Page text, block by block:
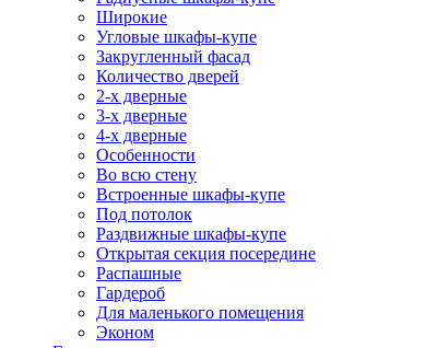
Широкие
Угловые шкафы-купе
Закругленный фасад
Количество дверей
2-х дверные
3-х дверные
4-х дверные
Особенности
Во всю стену
Встроенные шкафы-купе
Под потолок
Раздвижные шкафы-купе
Открытая секция посередине
Распашные
Гардероб
Для маленького помещения
Эконом